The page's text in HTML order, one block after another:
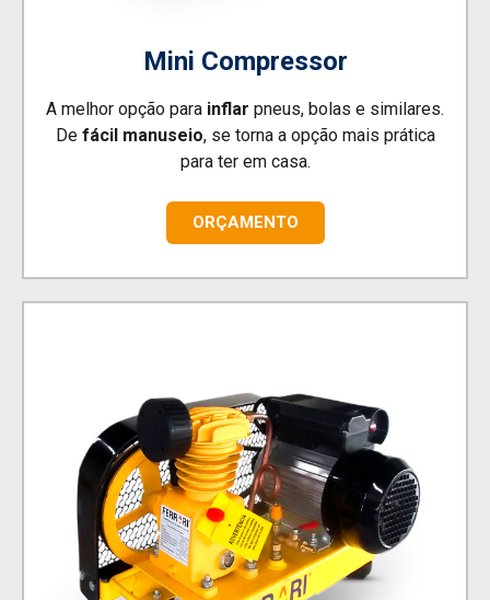
Mini Compressor
A melhor opção para inflar pneus, bolas e similares.
De fácil manuseio, se torna a opção mais prática
para ter em casa.
ORÇAMENTO